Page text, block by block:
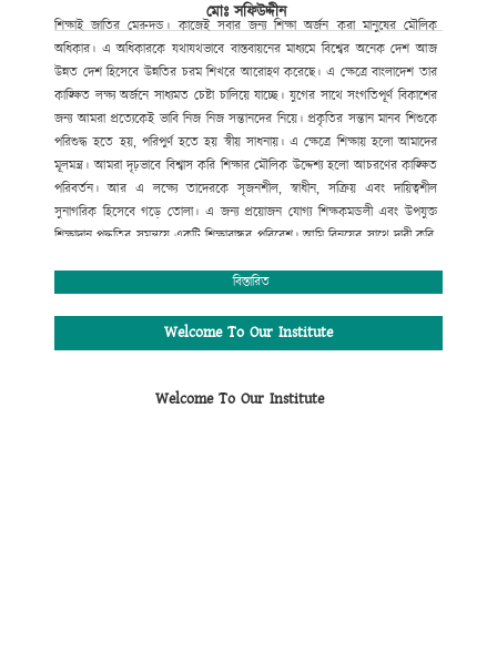
মোঃ সফিউদ্দীন
শিক্ষাই জাতির মেরুদন্ড। কাজেই সবার জন্য শিক্ষা অর্জন করা মানুষের মৌলিক
অধিকার। এ অধিকারকে যথাযথভাবে বাস্তবায়নের মাধ্যমে বিশ্বের অনেক দেশ আজ
উন্নত দেশ হিসেবে উন্নতির চরম শিখরে আরোহণ করেছে। এ ক্ষেত্রে বাংলাদেশ তার
কাঙ্ক্ষিত লক্ষ্য অর্জনে সাধ্যমত চেষ্টা চালিয়ে যাচ্ছে। যুগের সাথে সংগতিপূর্ণ বিকাশের
জন্য আমরা প্রত্যেকেই ভাবি নিজ নিজ সন্তানদের নিয়ে। প্রকৃতির সন্তান মানব শিশুকে
পরিশুদ্ধ হতে হয়, পরিপুর্ণ হতে হয় স্বীয় সাধনায়। এ ক্ষেত্রে শিক্ষায় হলো আমাদের
মূলমন্ত্র। আমরা দৃঢ়ভাবে বিশ্বাস করি শিক্ষার মৌলিক উদ্দেশ্য হলো আচরণের কাঙ্ক্ষিত
পরিবর্তন। আর এ লক্ষ্যে তাদেরকে সৃজনশীল,স্বাধীন,সক্রিয় এবং দায়িত্বশীল
সুনাগরিক হিসেবে গড়ে তোলা। এ জন্য প্রয়োজন যোগ্য শিক্ষকমন্ডলী এবং উপযুক্ত
শিক্ষাদান পদ্ধতির সমন্বয়ে একটি শিক্ষাবান্ধব পরিবেশ। আমি বিনয়ের সাথে দাবী করি,
প্রতিষ্ঠানটিতে
প্রধান শিক্ষক (ভারপ্রাপ্ত)
বিস্তারিত
Welcome To Our Institute
Welcome To Our Institute